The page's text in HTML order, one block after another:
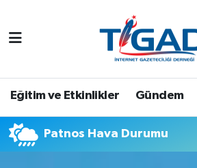
Eğitim ve Etkinlikler Gündem
Patnos Hava Durumu
Nöbetçi Eczaneler